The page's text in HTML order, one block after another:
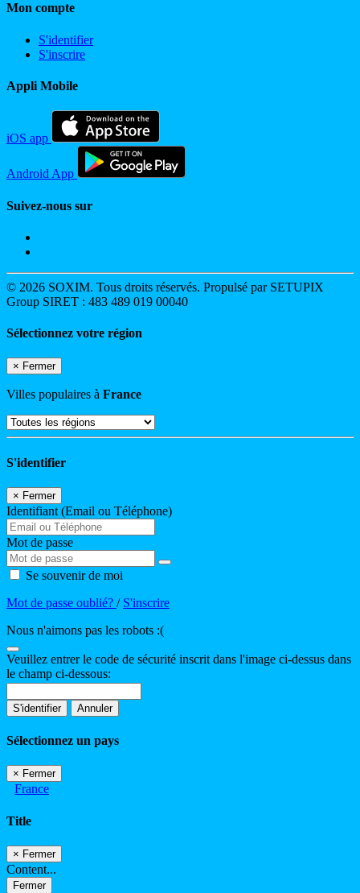
Mon compte
S'identifier
S'inscrire
Appli Mobile
iOS app
Android App
Suivez-nous sur
© 2026 SOXIM. Tous droits réservés. Propulsé par SETUPIX
Group SIRET : 483 489 019 00040
Sélectionnez votre région
× Fermer
Villes populaires à France
S'identifier
× Fermer
Identifiant (Email ou Téléphone)
Mot de passe
Se souvenir de moi
Mot de passe oublié? / S'inscrire
Nous n'aimons pas les robots :(
Veuillez entrer le code de sécurité inscrit dans l'image ci-dessus dans
le champ ci-dessous:
S'identifier Annuler
Sélectionnez un pays
× Fermer
France
Title
× Fermer
Content...
Fermer